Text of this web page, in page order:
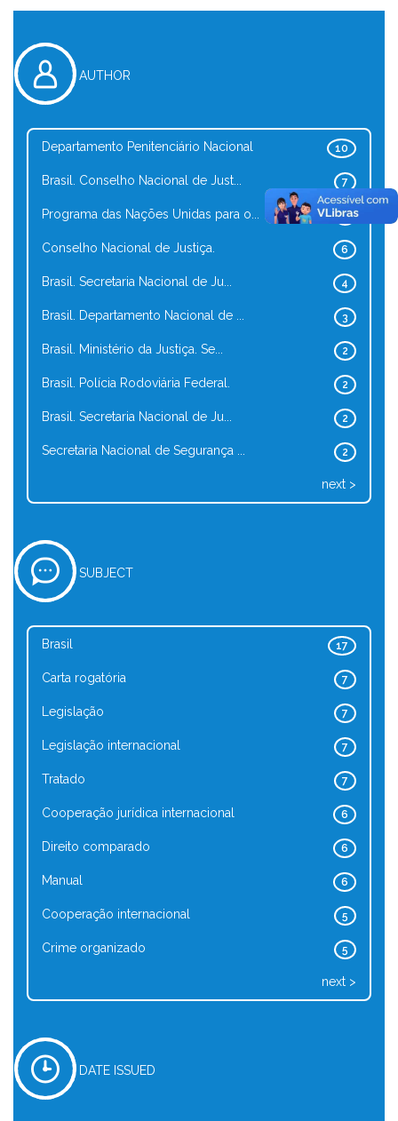
AUTHOR
10
Departamento Penitenciário Nacional
7
Brasil. Conselho Nacional de Just...
7
Programa das Nações Unidas para o...
6
Conselho Nacional de Justiça.
4
Brasil. Secretaria Nacional de Ju...
3
Brasil. Departamento Nacional de ...
2
Brasil. Ministério da Justiça. Se...
2
Brasil. Polícia Rodoviária Federal.
2
Brasil. Secretaria Nacional de Ju...
2
Secretaria Nacional de Segurança ...
next >
SUBJECT
17
Brasil
7
Carta rogatória
7
Legislação
7
Legislação internacional
7
Tratado
6
Cooperação jurídica internacional
6
Direito comparado
6
Manual
5
Cooperação internacional
5
Crime organizado
next >
DATE ISSUED